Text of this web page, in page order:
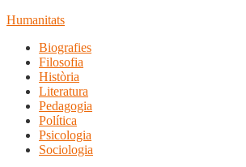
Humanitats
Biografies
Filosofia
Història
Literatura
Pedagogia
Política
Psicologia
Sociologia